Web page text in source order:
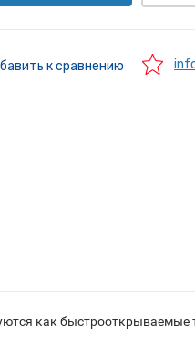
к сравнению
как быстрооткрываемые